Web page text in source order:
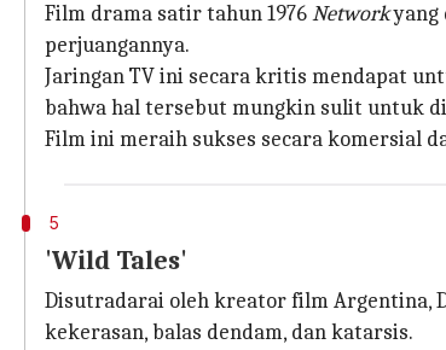
Film drama satir tahun 1976Networkyang
perjuangannya.
Jaringan TV ini secara kritis mendapat
bahwa hal tersebut mungkin sulit untuk
Film ini meraih sukses secara komersial
5
'Wild Tales'
Disutradarai oleh kreator film Argentina,
kekerasan, balas dendam, dan katarsis.